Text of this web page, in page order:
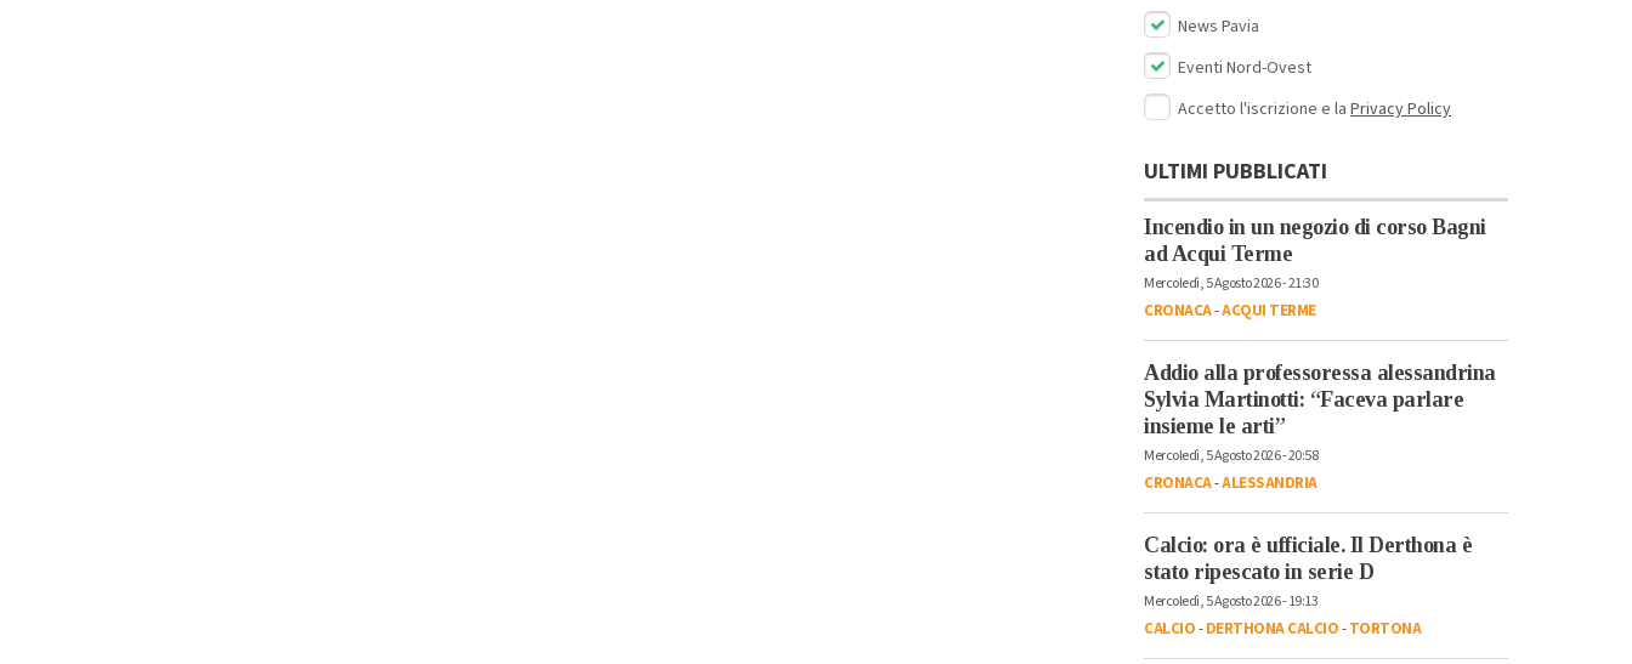
News Pavia
Eventi Nord-Ovest
Accetto l'iscrizione e la Privacy Policy
ULTIMI PUBBLICATI
Incendio in un negozio di corso Bagni
ad Acqui Terme
Mercoledì, 5 Agosto 2026 - 21:30
CRONACA-ACQUI TERME
Addio alla professoressa alessandrina
Sylvia Martinotti: “Faceva parlare
insieme le arti”
Mercoledì, 5 Agosto 2026 - 20:58
CRONACA-ALESSANDRIA
Calcio: ora è ufficiale. Il Derthona è
stato ripescato in serie D
Mercoledì, 5 Agosto 2026 - 19:13
CALCIO-DERTHONA CALCIO-TORTONA